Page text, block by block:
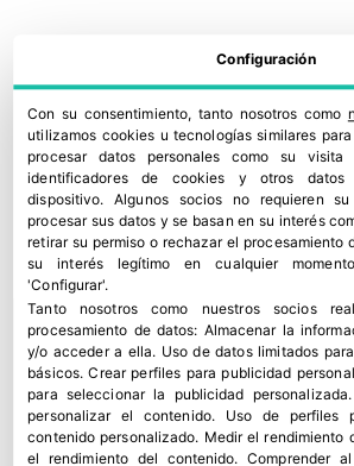
Hinojosa muestra sus avances ESG en
Sostenibilidad 2025
18 junio, 2026
Configuración
Con su consentimiento, tanto nosotros como
utilizamos cookies u tecnologías similares
procesar datos personales como su
identificadores de cookies y otros datos
dispositivo. Algunos socios no requieren
procesar sus datos y se basan en su interés
retirar su permiso o rechazar el procesamiento
su interés legítimo en cualquier
'Configurar'.
Tanto nosotros como nuestros socios
procesamiento de datos: Almacenar la
y/o acceder a ella. Uso de datos limitados
básicos.Crear perfiles para publicidad
para seleccionar la publicidad personalizada
personalizar el contenido. Uso de perfiles
contenido personalizado. Medir el rendimiento
el rendimiento del contenido.Comprender